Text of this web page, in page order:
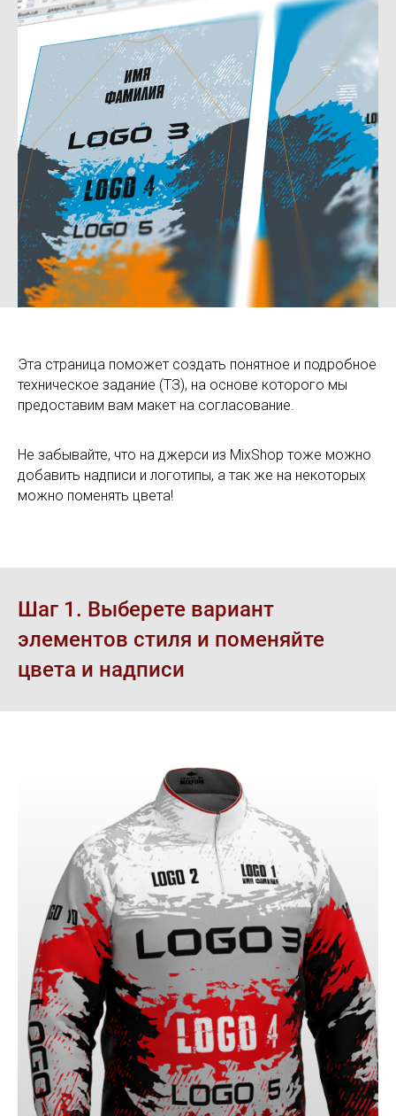
Эта страница поможет создать понятное и подробное
техническое задание (ТЗ), на основе которого мы
предоставим вам макет на согласование.
Не забывайте, что на джерси из MixShop тоже можно
добавить надписи и логотипы, а так же на некоторых
можно поменять цвета!
Шаг 1. Выберете вариант
элементов стиля и поменяйте
цвета и надписи